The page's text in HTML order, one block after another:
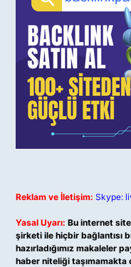
Reklam ve İletişim: Skype:
Yasal Uyarı: Bu internet
şirketi ile hiçbir bağlantısı
hazırladığımız makaleler
haber niteliği taşımamakta